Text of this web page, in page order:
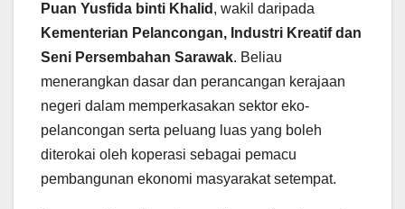
Puan Yusfida binti Khalid , wakil daripada
Kementerian Pelancongan, Industri Kreatif dan
Seni Persembahan Sarawak. Beliau
menerangkan dasar dan perancangan kerajaan
negeri dalam memperkasakan sektor eko-
pelancongan serta peluang luas yang boleh
diterokai oleh koperasi sebagai pemacu
pembangunan ekonomi masyarakat setempat.